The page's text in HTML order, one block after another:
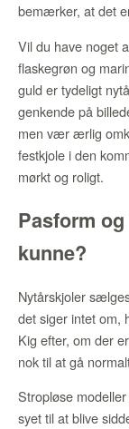
bemærker, at det
Vil du have noget
flaskegrøn og
guld er tydeligt
genkende på
men vær ærlig
festkjole i den
mørkt og roligt.
Pasform
kunne?
Nytårskjoler
det siger intet om,
Kig efter, om der
nok til at gå
Stropløse
syet til at blive